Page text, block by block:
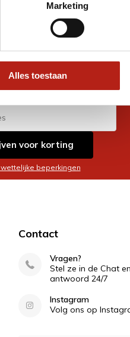
Marketing
Alles toestaan
nieuwste
voor korting
beperkingen
Contact
Vragen?
Stel ze in de Chat
antwoord 24/7
Instagram
Volg ons op